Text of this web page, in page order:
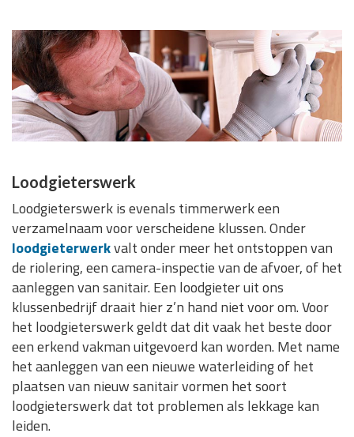
Loodgieterswerk
Loodgieterswerk is evenals timmerwerk een
verzamelnaam voor verscheidene klussen. Onder
loodgieterwerkvalt onder meer het ontstoppen van
de riolering, een camera-inspectie van de afvoer, of het
aanleggen van sanitair. Een loodgieter uit ons
klussenbedrijf draait hier z’n hand niet voor om. Voor
het loodgieterswerk geldt dat dit vaak het beste door
een erkend vakman uitgevoerd kan worden. Met name
het aanleggen van een nieuwe waterleiding of het
plaatsen van nieuw sanitair vormen het soort
loodgieterswerk dat tot problemen als lekkage kan
leiden.